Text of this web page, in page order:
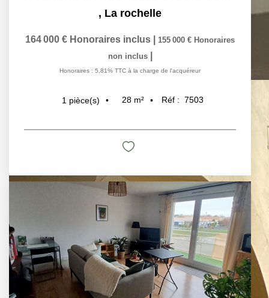
, La rochelle
164 000 € Honoraires inclus 155 000 € Honoraires
non inclus
Honoraires : 5,81% TTC à la charge de l'acquéreur
1 pièce(s) 28 m² Réf : 7503